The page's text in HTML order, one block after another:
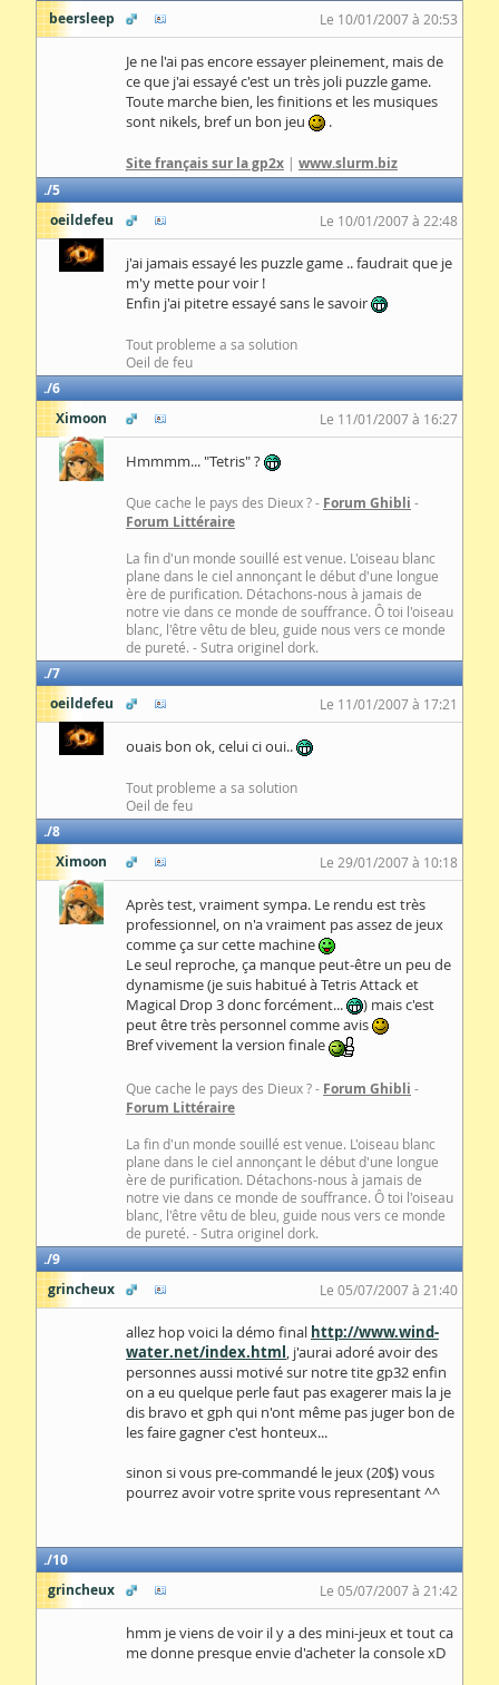
beersleep
Le 10/01/2007 à 20:53
Je ne l'ai pas encore essayer pleinement, mais de
ce que j'ai essayé c'est un très joli puzzle game.
Toute marche bien, les finitions et les musiques
sont nikels, bref un bon jeu
.
Site français sur la gp2x | www.slurm.biz
5
oeildefeu
Le 10/01/2007 à 22:48
j'ai jamais essayé les puzzle game .. faudrait que je
m'y mette pour voir !
Enfin j'ai pitetre essayé sans le savoir
Tout probleme a sa solution
Oeil de feu
6
Ximoon
Le 11/01/2007 à 16:27
Hmmmm... "Tetris" ?
Que cache le pays des Dieux ? - Forum Ghibli -
Forum Littéraire
La fin d'un monde souillé est venue. L'oiseau blanc
plane dans le ciel annonçant le début d'une longue
ère de purification. Détachons-nous à jamais de
notre vie dans ce monde de souffrance. Ô toi l'oiseau
blanc, l'être vêtu de bleu, guide nous vers ce monde
de pureté. - Sutra originel dork.
7
oeildefeu
Le 11/01/2007 à 17:21
ouais bon ok, celui ci oui..
Tout probleme a sa solution
Oeil de feu
8
Ximoon
Le 29/01/2007 à 10:18
Après test, vraiment sympa. Le rendu est très
professionnel, on n'a vraiment pas assez de jeux
comme ça sur cette machine
Le seul reproche, ça manque peut-être un peu de
dynamisme (je suis habitué à Tetris Attack et
Magical Drop 3 donc forcément...
) mais c'est
peut être très personnel comme avis
Bref vivement la version finale
Que cache le pays des Dieux ? - Forum Ghibli -
Forum Littéraire
La fin d'un monde souillé est venue. L'oiseau blanc
plane dans le ciel annonçant le début d'une longue
ère de purification. Détachons-nous à jamais de
notre vie dans ce monde de souffrance. Ô toi l'oiseau
blanc, l'être vêtu de bleu, guide nous vers ce monde
de pureté. - Sutra originel dork.
9
grincheux
Le 05/07/2007 à 21:40
allez hop voici la démo final http://www.wind-
water.net/index.html, j'aurai adoré avoir des
personnes aussi motivé sur notre tite gp32 enfin
on a eu quelque perle faut pas exagerer mais la je
dis bravo et gph qui n'ont même pas juger bon de
les faire gagner c'est honteux...
sinon si vous pre-commandé le jeux (20$) vous
pourrez avoir votre sprite vous representant ^^
10
grincheux
Le 05/07/2007 à 21:42
hmm je viens de voir il y a des mini-jeux et tout ca
me donne presque envie d'acheter la console xD